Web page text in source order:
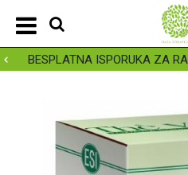
BESPLATNA ISPORUKA ZA